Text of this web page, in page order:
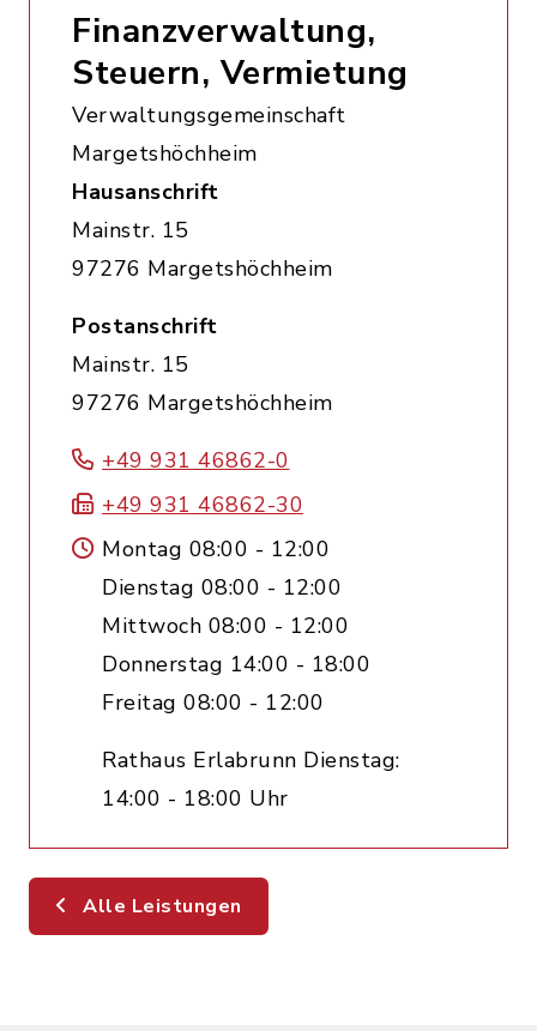
Finanzverwaltung,
Steuern, Vermietung
Verwaltungsgemeinschaft
Margetshöchheim
Hausanschrift
Mainstr. 15
97276 Margetshöchheim
Postanschrift
Mainstr. 15
97276 Margetshöchheim
+49 931 46862-0
+49 931 46862-30
Montag 08:00 - 12:00
Dienstag 08:00 - 12:00
Mittwoch 08:00 - 12:00
Donnerstag 14:00 - 18:00
Freitag 08:00 - 12:00
Rathaus Erlabrunn Dienstag:
14:00 - 18:00 Uhr
Alle Leistungen